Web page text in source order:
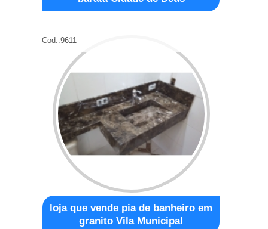
Cod.:9611
loja que vende pia de banheiro em
granito Vila Municipal